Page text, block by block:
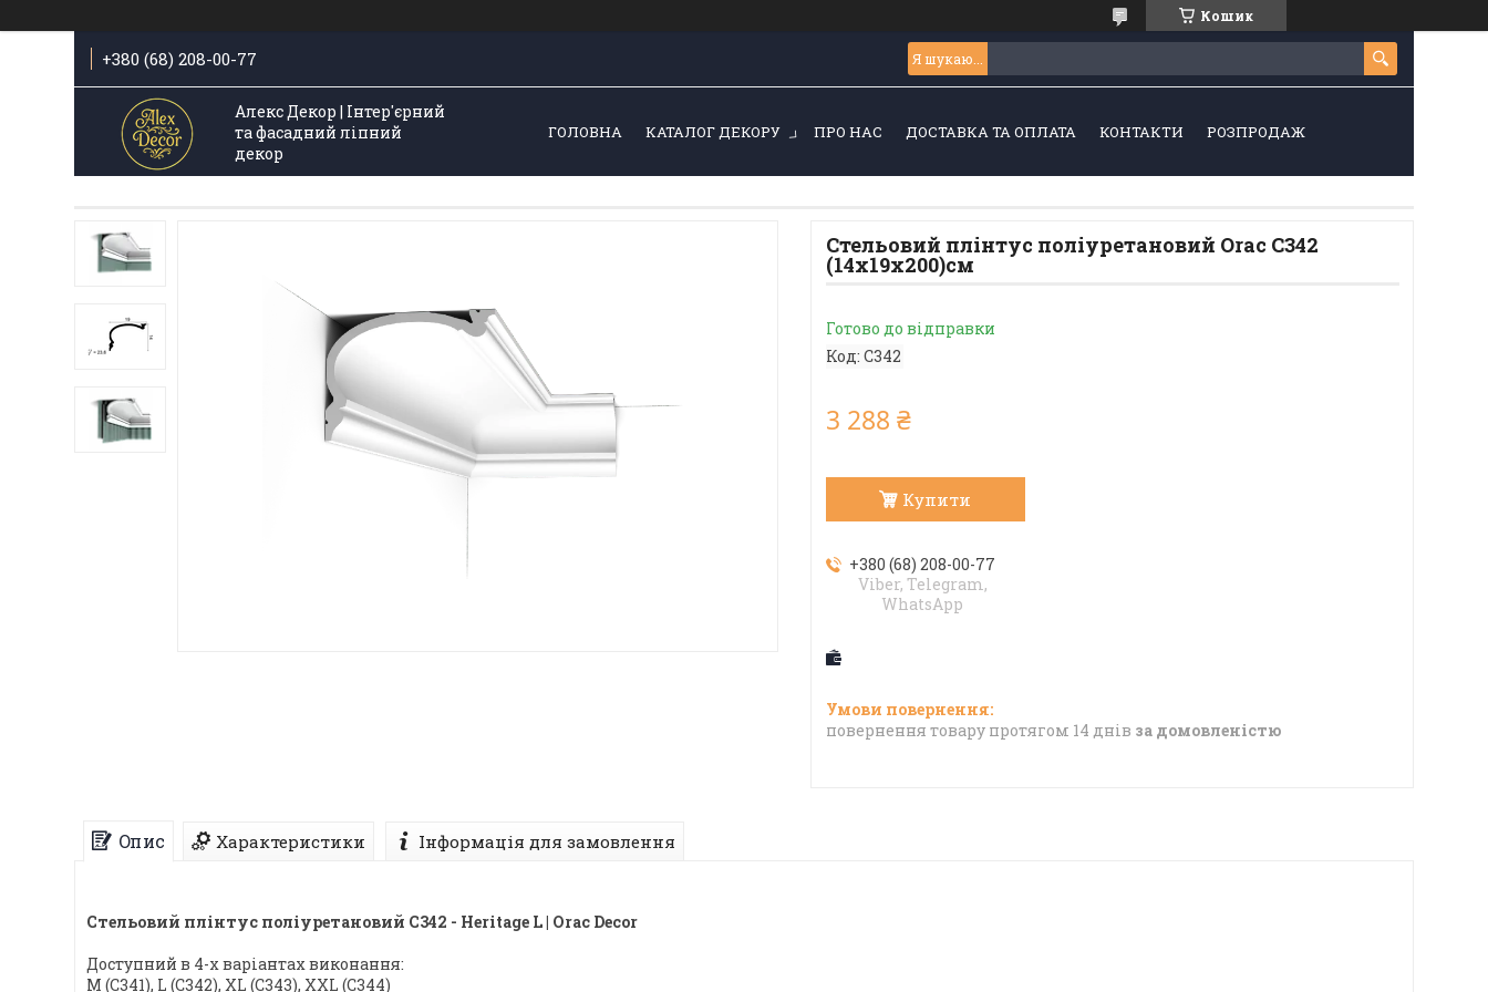
Кошик
+380 (68) 208-00-77
Алекс Декор | Інтер'єрний
та фасадний ліпний
декор
ГОЛОВНА КАТАЛОГ ДЕКОРУ ПРО НАС ДОСТАВКА ТА ОПЛАТА КОНТАКТИ РОЗПРОДАЖ
Стельовий плінтус поліуретановий Orac C342
(14х19х200)см
Готово до відправки
Код: C342
3 288 ₴
Купити
+380 (68) 208-00-77
Viber, Telegram,
WhatsApp
повернення товару протягом 14 днів за домовленістю
Опис Характеристики Інформація для замовлення
Стельовий плінтус поліуретановий C342 - Heritage L | Orac Decor
Доступний в 4-х варіантах виконання:
M (C341), L (C342), XL (C343), XXL (C344)